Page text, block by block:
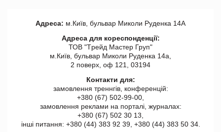
Адреса: м.Київ, бульвар Миколи Руденка 14А
Адреса для кореспонденції:
ТОВ "Tрейд Мастер Груп"
м.Київ, бульвар Миколи Руденка 14а,
2 поверх, оф 121, 03194
Контакти для:
замовлення треннгів, конференцій:
+380 (67) 502-99-00,
замовлення реклами на порталі, журналах:
+380 (67) 502 30 13,
інші питання: +380 (44) 383 92 39, +380 (44) 383 50 34.